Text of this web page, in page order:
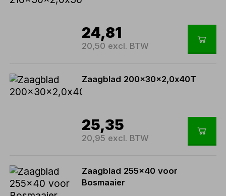
24,81
20,50 excl. BTW
Zaagblad 200x30x2,0x40T
25,35
20,95 excl. BTW
Zaagblad 255x40 voor
Bosmaaier